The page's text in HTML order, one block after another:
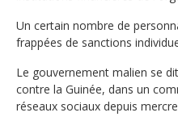
Un certain nombre de
frappées de sanctions
Le gouvernement malien se
contre la Guinée, dans un
réseaux sociaux depuis